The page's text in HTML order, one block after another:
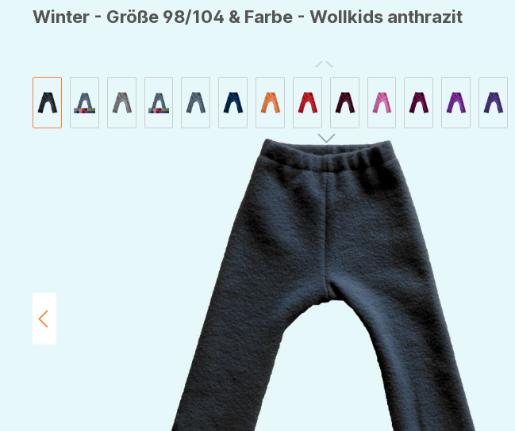
Winter - Größe 98/104 & Farbe - Wollkids anthrazit